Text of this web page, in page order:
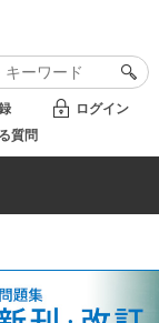
ログイン
質問